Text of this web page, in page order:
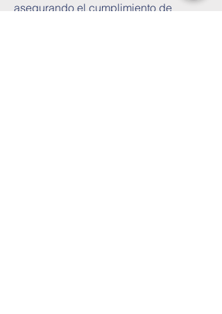
asegurando el cumplimiento de